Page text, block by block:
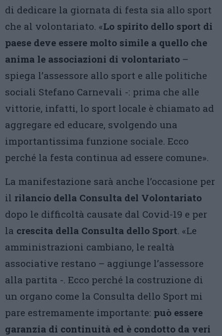
di dedicare la giornata di festa sia allo sport
che al volontariato. «Lo spirito dello sport di
paese deve essere molto simile a quello che
anima le associazioni di volontariato –
spiega l’assessore allo sport e alle politiche
sociali Stefano Carnevali -: prima che alle
vittorie, infatti, lo sport locale è chiamato ad
aggregare ed educare, svolgendo una
importantissima funzione sociale. Ecco
perché la festa continua ad essere comune».
La manifestazione sarà anche l’occasione per
il rilancio della Consulta del Volontariato
dopo le difficoltà causate dal Covid-19 e per
la crescita della Consulta dello Sport. «Le
amministrazioni cambiano, le realtà
associative restano – aggiunge l’assessore
alla partita -. Ecco perché la costruzione di
un organo come la Consulta dello Sport mi
pare estremamente importante: può essere
garanzia di continuità ed è condotto da veri